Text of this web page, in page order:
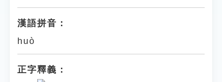
漢語拼音：
huò
正字釋義：